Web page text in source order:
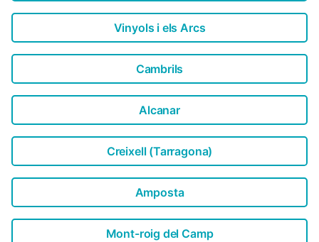
Vinyols i els Arcs
Cambrils
Alcanar
Creixell (Tarragona)
Amposta
Mont-roig del Camp